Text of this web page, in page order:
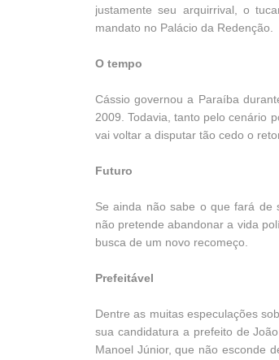
justamente seu arquirrival, o
mandato no Palácio da Redenção.
O tempo
Cássio governou a Paraíba
2009. Todavia, tanto pelo cenário
vai voltar a disputar tão cedo o
Futuro
Se ainda não sabe o que fará de
não pretende abandonar a vida
busca de um novo recomeço.
Prefeitável
Dentre as muitas especulações
sua candidatura a prefeito de
Manoel Júnior, que não esconde